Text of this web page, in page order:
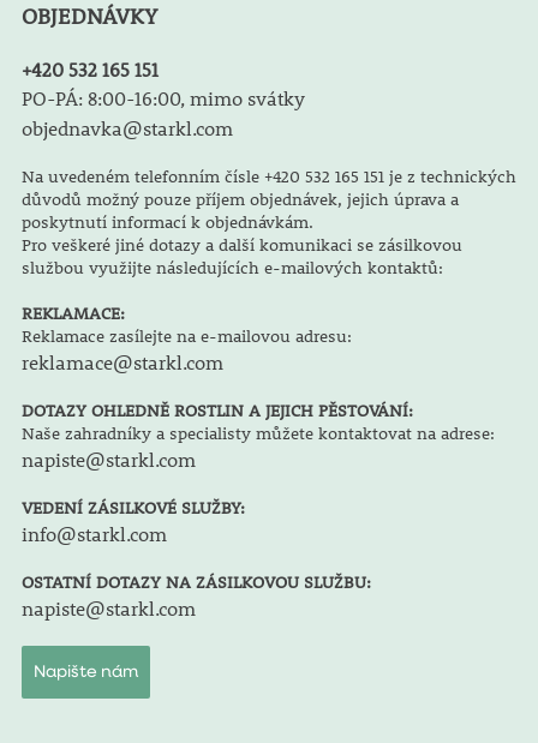
OBJEDNÁVKY
+420 532 165 151
PO-PÁ: 8:00-16:00, mimo svátky
objednavka@starkl.com
Na uvedeném telefonním čísle +420 532 165 151 je z technických
důvodů možný pouze příjem objednávek, jejich úprava a
poskytnutí informací k objednávkám.
Pro veškeré jiné dotazy a další komunikaci se zásilkovou
službou využijte následujících e-mailových kontaktů:
REKLAMACE:
Reklamace zasílejte na e-mailovou adresu:
reklamace@starkl.com
DOTAZY OHLEDNĚ ROSTLIN A JEJICH PĚSTOVÁNÍ:
Naše zahradníky a specialisty můžete kontaktovat na adrese:
napiste@starkl.com
VEDENÍ ZÁSILKOVÉ SLUŽBY:
info@starkl.com
OSTATNÍ DOTAZY NA ZÁSILKOVOU SLUŽBU:
napiste@starkl.com
Napište nám